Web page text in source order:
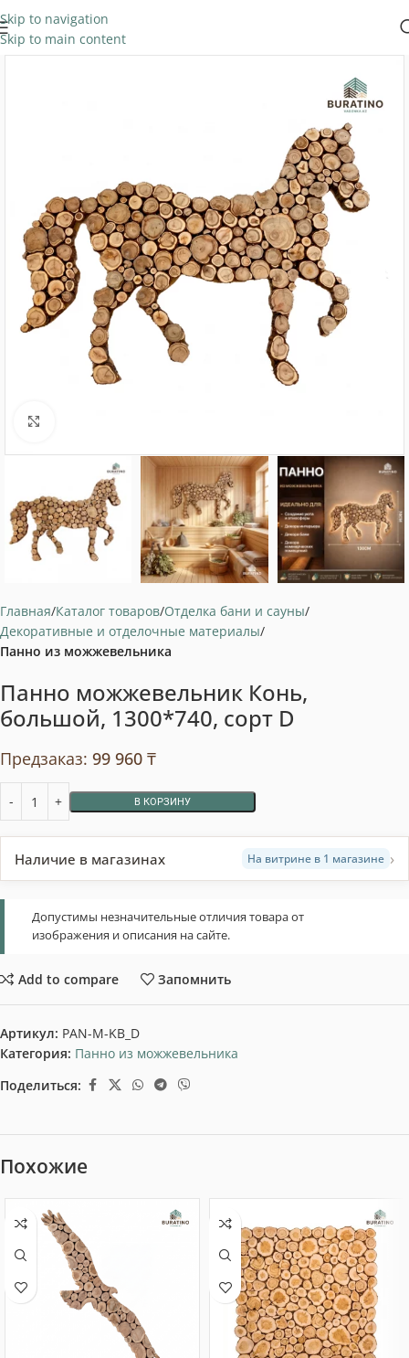
Skip to navigation
Skip to main content
Главная Каталог товаров Отделка бани и сауны
Декоративные и отделочные материалы
Панно из можжевельника
Панно можжевельник Конь,
большой, 1300*740, сорт D
Предзаказ: 99 960 ₸
В КОРЗИНУ
Наличие в магазинах На витрине в 1 магазине ›
Допустимы незначительные отличия товара от
изображения и описания на сайте.
Add to compare Запомнить
Артикул: PAN-M-KB_D
Категория: Панно из можжевельника
Поделиться:
Похожие